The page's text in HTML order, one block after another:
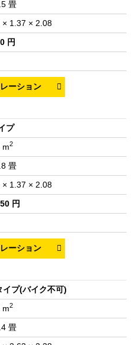
畳
× 1.37 × 2.08
円
プ
m2
畳
× 1.37 × 2.08
円
イプ(バイク不可)
m2
畳